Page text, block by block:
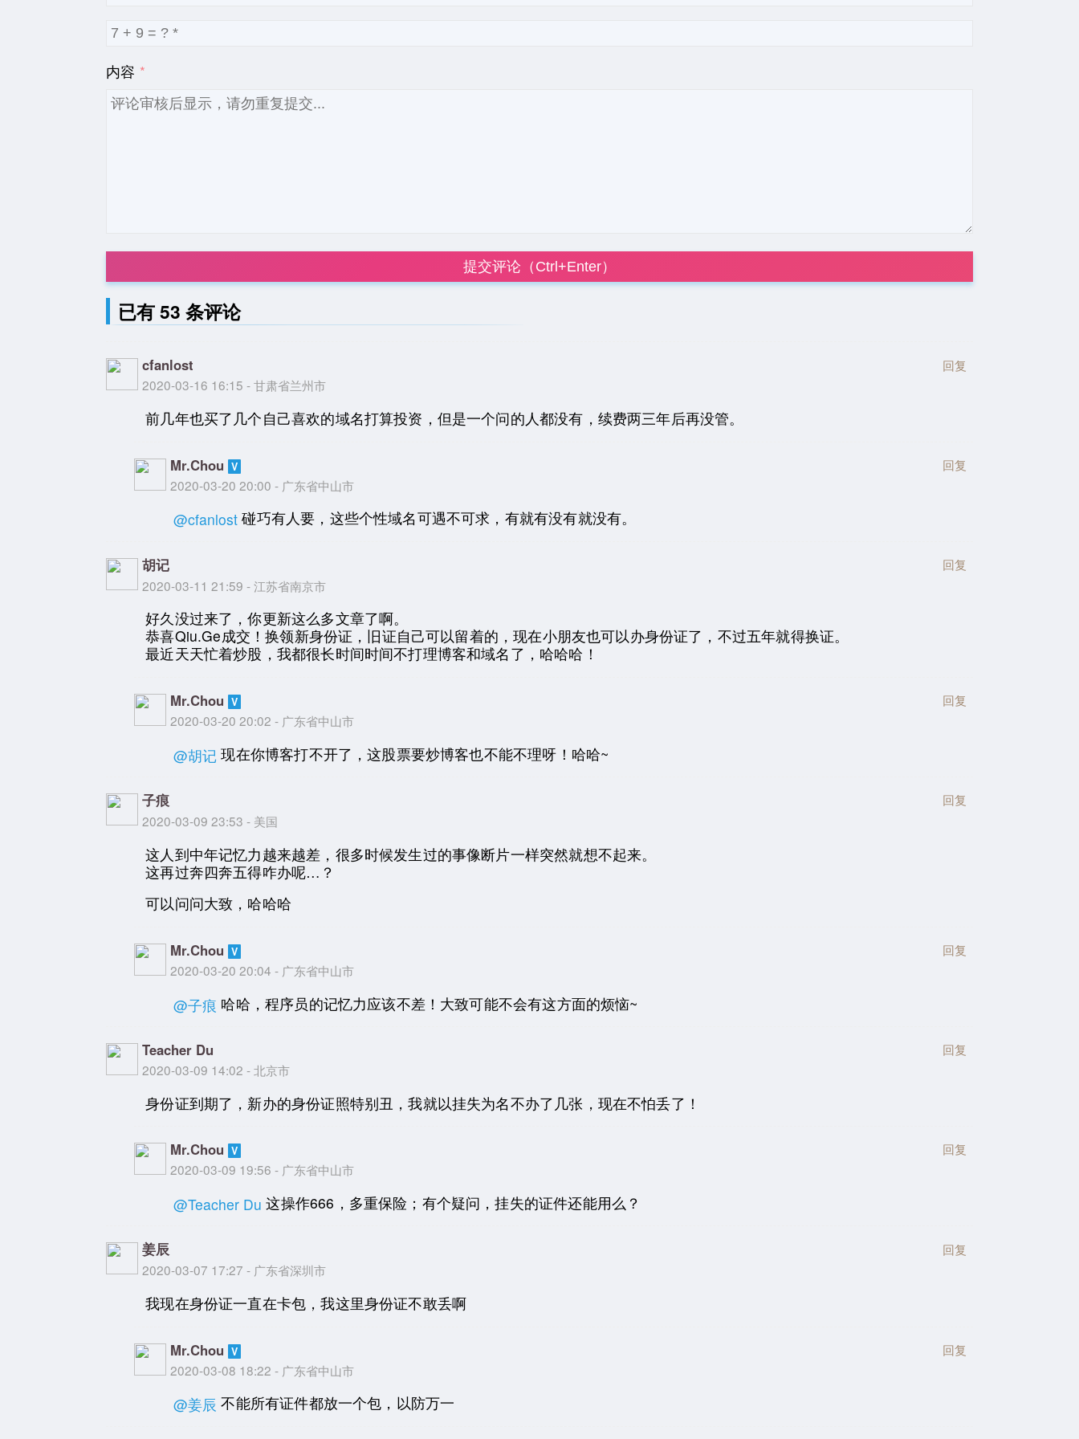
内容
提交评论（Ctrl+Enter）
已有 53 条评论
cfanlost
2020-03-16 16:15 - 甘肃省兰州市
回复
前几年也买了几个自己喜欢的域名打算投资，但是一个问的人都没有，续费两三年后再没管。
Mr.Chou
2020-03-20 20:00 - 广东省中山市
回复
@cfanlost 碰巧有人要，这些个性域名可遇不可求，有就有没有就没有。
胡记
2020-03-11 21:59 - 江苏省南京市
回复
好久没过来了，你更新这么多文章了啊。
恭喜Qiu.Ge成交！换领新身份证，旧证自己可以留着的，现在小朋友也可以办身份证了，不过五年就得换证。
最近天天忙着炒股，我都很长时间时间不打理博客和域名了，哈哈哈！
Mr.Chou
2020-03-20 20:02 - 广东省中山市
回复
@胡记 现在你博客打不开了，这股票要炒博客也不能不理呀！哈哈~
子痕
2020-03-09 23:53 - 美国
回复
这人到中年记忆力越来越差，很多时候发生过的事像断片一样突然就想不起来。
这再过奔四奔五得咋办呢…？
可以问问大致，哈哈哈
Mr.Chou
2020-03-20 20:04 - 广东省中山市
回复
@子痕 哈哈，程序员的记忆力应该不差！大致可能不会有这方面的烦恼~
Teacher Du
2020-03-09 14:02 - 北京市
回复
身份证到期了，新办的身份证照特别丑，我就以挂失为名不办了几张，现在不怕丢了！
Mr.Chou
2020-03-09 19:56 - 广东省中山市
回复
@Teacher Du 这操作666，多重保险；有个疑问，挂失的证件还能用么？
姜辰
2020-03-07 17:27 - 广东省深圳市
回复
我现在身份证一直在卡包，我这里身份证不敢丢啊
Mr.Chou
2020-03-08 18:22 - 广东省中山市
回复
@姜辰 不能所有证件都放一个包，以防万一